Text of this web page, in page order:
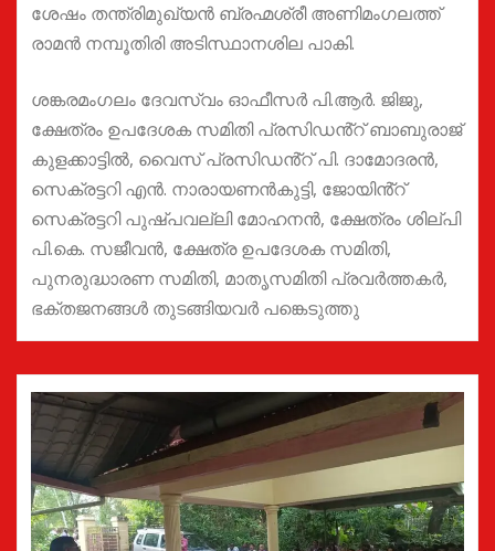
ശേഷം തന്ത്രിമുഖ്യൻ ബ്രഹ്മശ്രീ അണിമംഗലത്ത്
രാമൻ നമ്പൂതിരി അടിസ്ഥാനശില പാകി.
ശങ്കരമംഗലം ദേവസ്വം ഓഫീസർ പി.ആർ. ജിജു,
ക്ഷേത്രം ഉപദേശക സമിതി പ്രസിഡൻ്റ് ബാബുരാജ്
കുളക്കാട്ടിൽ, വൈസ് പ്രസിഡൻ്റ് പി. ദാമോദരൻ,
സെക്രട്ടറി എൻ. നാരായണൻകുട്ടി, ജോയിൻ്റ്
സെക്രട്ടറി പുഷ്പവല്ലി മോഹനൻ, ക്ഷേത്രം ശില്പി
പി.കെ. സജീവൻ, ക്ഷേത്ര ഉപദേശക സമിതി,
പുനരുദ്ധാരണ സമിതി, മാതൃസമിതി പ്രവർത്തകർ,
ഭക്തജനങ്ങൾ തുടങ്ങിയവർ പങ്കെടുത്തു